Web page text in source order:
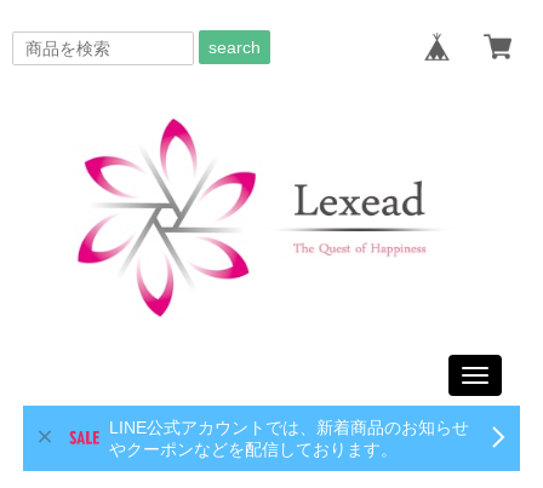
search
Toggle
LINE公式アカウントでは、新着商品のお知らせ
やクーポンなどを配信しております。